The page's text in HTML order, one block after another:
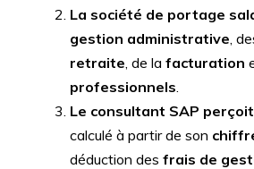
La société de portage
gestion administrative,
retraite, de la facturation
professionnels.
Le consultant SAP
calculé à partir de son
déduction des frais de